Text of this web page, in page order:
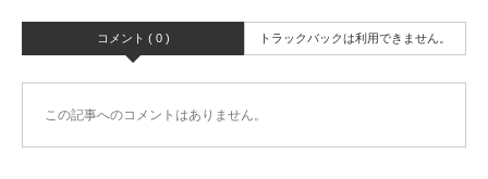
コメント ( 0 ) トラックバックは利用できません。
この記事へのコメントはありません。